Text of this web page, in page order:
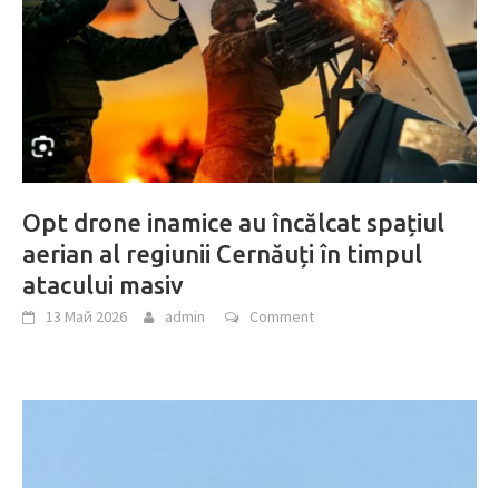
Opt drone inamice au încălcat spațiul
aerian al regiunii Cernăuți în timpul
atacului masiv
13 Май 2026 admin Comment